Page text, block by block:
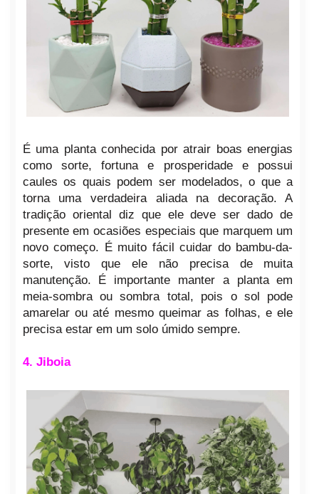
É uma planta conhecida por atrair boas energias
como sorte, fortuna e prosperidade e possui
caules os quais podem ser modelados, o que a
torna uma verdadeira aliada na decoração. A
tradição oriental diz que ele deve ser dado de
presente em ocasiões especiais que marquem um
novo começo. É muito fácil cuidar do bambu-da-
sorte, visto que ele não precisa de muita
manutenção. É importante manter a planta em
meia-sombra ou sombra total, pois o sol pode
amarelar ou até mesmo queimar as folhas, e ele
precisa estar em um solo úmido sempre.
4. Jiboia